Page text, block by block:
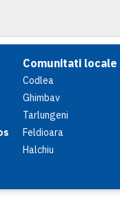
Comunitati locale
Codlea
Ghimbav
Tarlungeni
Feldioara
Halchiu